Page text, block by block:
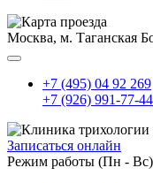
Москва, м. Таганская
+7 (495) 04 92 269
+7 (926) 991-77-44
Записаться онлайн
Режим работы (Пн -